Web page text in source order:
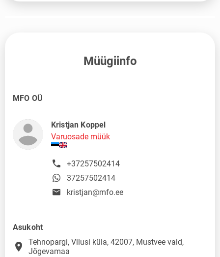
Müügiinfo
MFO OÜ
Kristjan Koppel
Varuosade müük
+37257502414
37257502414
kristjan@mfo.ee
Asukoht
place
Tehnopargi, Vilusi küla, 42007, Mustvee vald,
Jõgevamaa